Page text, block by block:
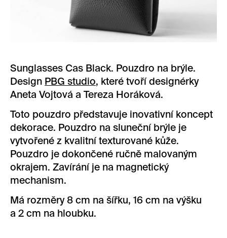
Sunglasses Cas Black. Pouzdro na brýle.
Design PBG studio, které tvoří designérky
Aneta Vojtová a Tereza Horáková.
Toto pouzdro představuje inovativní koncept
dekorace. Pouzdro na sluneční brýle je
vytvořené z kvalitní texturované kůže.
Pouzdro je dokončené ručně malovaným
okrajem. Zavírání je na magnetický
mechanism.
Má rozměry 8 cm na šířku, 16 cm na výšku
a 2 cm na hloubku.